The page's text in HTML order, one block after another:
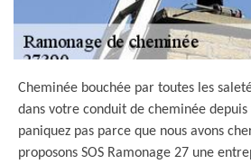
Cheminée bouchée par toutes les
dans votre conduit de cheminée depuis
paniquez pas parce que nous avons
proposons SOS Ramonage 27 une